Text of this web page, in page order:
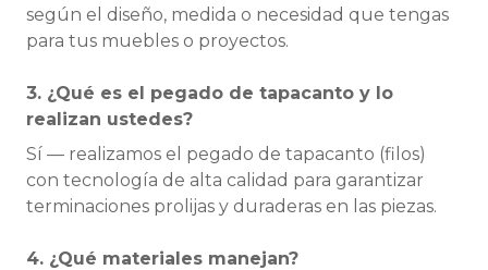
según el diseño, medida o necesidad que tengas
para tus muebles o proyectos.
3. ¿Qué es el pegado de tapacanto y lo
realizan ustedes?
Sí — realizamos el pegado de tapacanto (filos)
con tecnología de alta calidad para garantizar
terminaciones prolijas y duraderas en las piezas.
4. ¿Qué materiales manejan?